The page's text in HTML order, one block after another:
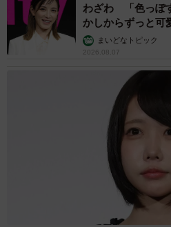
わざわ 「色っぽ
かしからずっと可
まいどなトピック
2026.08.07